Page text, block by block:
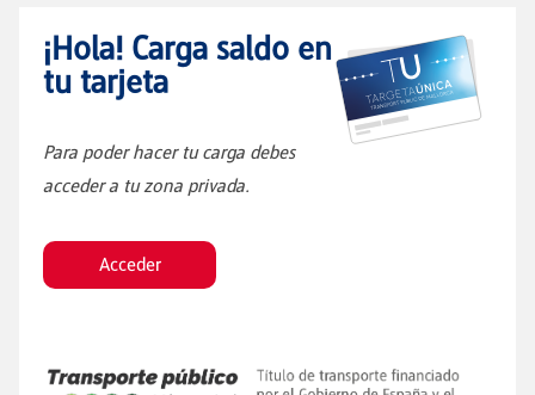
¡Hola! Carga saldo en
tu tarjeta
Para poder hacer tu carga debes
acceder a tu zona privada.
Acceder